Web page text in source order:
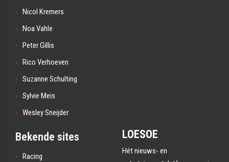
Nicol Kremers
Noa Vahle
Peter Gillis
Rico Verhoeven
Suzanne Schulting
Sylvie Meis
Wesley Sneijder
Bekende sites
Racing
LOESOE
Hét nieuws- en